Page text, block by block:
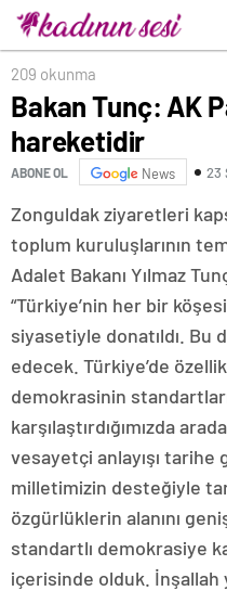
209 okunma
Bakan Tunç: AK
hareketidir
ABONE OL News 23
Zonguldak ziyaretleri
toplum kuruluşlarının
Adalet Bakanı Yılmaz
“Türkiye’nin her bir
siyasetiyle donatıldı. Bu
edecek. Türkiye’de
demokrasinin
karşılaştırdığımızda
vesayetçi anlayışı tarihe
milletimizin desteğiyle
özgürlüklerin alanını
standartlı demokrasiye
içerisinde olduk. İnşallah